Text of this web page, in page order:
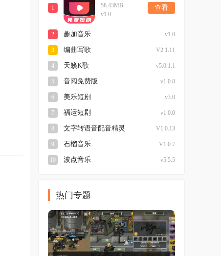
1
大全
58.43MB
v1.0
查看
2 趣加音乐 v1.0
3 编曲写歌 V2.1.11
4 天籁K歌 v5.0.1.1
5 音阅免费版 v1.0.8
6 美乐短剧 v3.0
7 福运短剧 v1.0.0
8 文字转语音配音精灵 V1.0.13
9 石榴音乐 V1.0.7
10 波点音乐 v5.5.5
热门专题